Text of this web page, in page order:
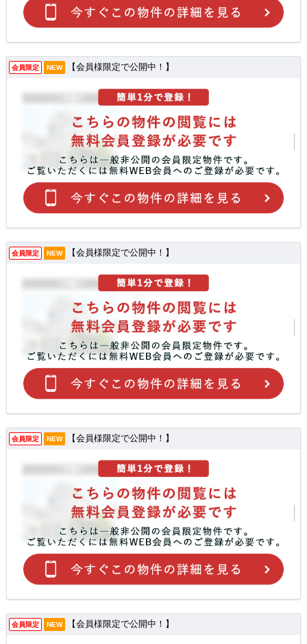
会員限定 NEW 【会員様限定で公開中！】
会員限定 NEW 【会員様限定で公開中！】
会員限定 NEW 【会員様限定で公開中！】
会員限定 NEW 【会員様限定で公開中！】